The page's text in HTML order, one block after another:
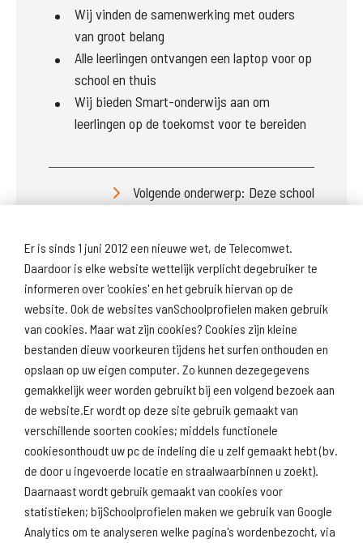
Er is sinds 1 juni 2012 een nieuwe wet, de Telecomwet.
Daardoor is elke website wettelijk verplicht degebruiker te
informeren over 'cookies' en het gebruik hiervan op de
website. Ook de websites vanSchoolprofielen maken gebruik
van cookies. Maar wat zijn cookies? Cookies zijn kleine
bestanden dieuw voorkeuren tijdens het surfen onthouden en
opslaan op uw eigen computer. Zo kunnen dezegegevens
gemakkelijk weer worden gebruikt bij een volgend bezoek aan
de website.Er wordt op deze site gebruik gemaakt van
verschillende soorten cookies; middels functionele
cookiesonthoudt uw pc de indeling die u zelf gemaakt hebt (bv.
de door u ingevoerde locatie en straalwaarbinnen u zoekt).
Daarnaast wordt gebruik gemaakt van cookies voor
statistieken; bijSchoolprofielen maken we gebruik van Google
Analytics om te analyseren welke pagina's wordenbezocht, via
Wij vinden de samenwerking met ouders
van groot belang
Alle leerlingen ontvangen een laptop voor op
school en thuis
Wij bieden Smart-onderwijs aan om
leerlingen op de toekomst voor te bereiden
Volgende onderwerp: Deze school
Download
schoolprofiel
Naar
schoolresultaten
Naar scholenopdekaart.nl